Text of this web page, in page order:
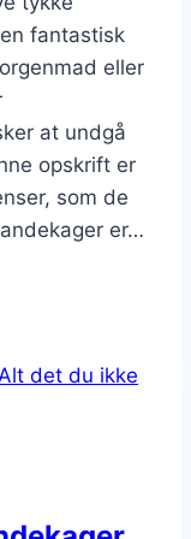
fantastisk
eller
at undgå
opskrift er
som de
er…